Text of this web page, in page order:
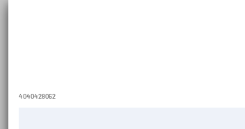
4040428062